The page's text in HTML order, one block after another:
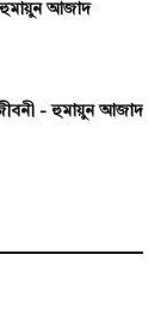
হুমায়ুন আজাদ
- হুমায়ুন আজাদ